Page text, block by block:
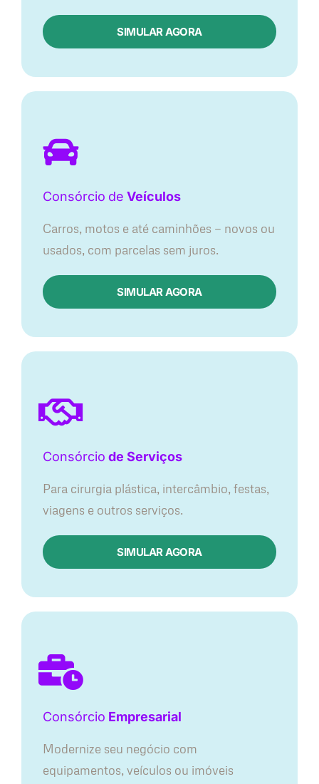
SIMULAR AGORA​
Consórcio de Veículos
Carros, motos e até caminhões — novos ou
usados, com parcelas sem juros.
SIMULAR AGORA
Consórcio de Serviços
Para cirurgia plástica, intercâmbio, festas,
viagens e outros serviços.
SIMULAR AGORA
Consórcio Empresarial
Modernize seu negócio com
equipamentos, veículos ou imóveis